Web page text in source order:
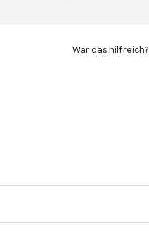
War das hilfreich?